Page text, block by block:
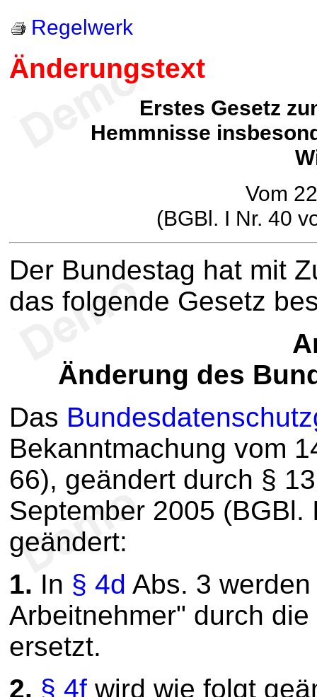
Regelwerk
Änderungstext
Erstes Gesetz
Hemmnisse
Vom
(BGBl. I Nr. 40
Der Bundestag hat mit
das folgende Gesetz
Änderung des
Das
Bekanntmachung vom
66), geändert durch §
September 2005
geändert:
1. In § 4d Abs. 3
Arbeitnehmer" durch
ersetzt.
2. § 4f wird wie folgt